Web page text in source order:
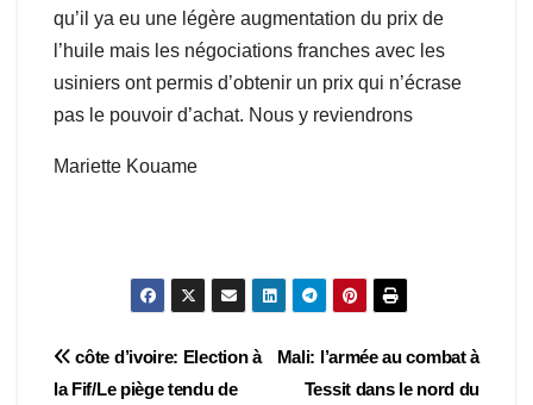
qu’il ya eu une légère augmentation du prix de
l’huile mais les négociations franches avec les
usiniers ont permis d’obtenir un prix qui n’écrase
pas le pouvoir d’achat. Nous y reviendrons
Mariette Kouame
Navigation
Mali: l’armée au combat à
Tessit dans le nord du
côte d’ivoire: Election à
la Fif/Le piège tendu de